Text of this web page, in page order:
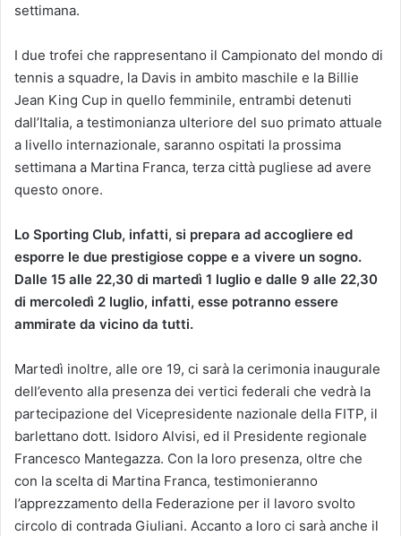
settimana.
I due trofei che rappresentano il Campionato del mondo di
tennis a squadre, la Davis in ambito maschile e la Billie
Jean King Cup in quello femminile, entrambi detenuti
dall’Italia, a testimonianza ulteriore del suo primato attuale
a livello internazionale, saranno ospitati la prossima
settimana a Martina Franca, terza città pugliese ad avere
questo onore.
Lo Sporting Club, infatti, si prepara ad accogliere ed
esporre le due prestigiose coppe e a vivere un sogno.
Dalle 15 alle 22,30 di martedì 1 luglio e dalle 9 alle 22,30
di mercoledì 2 luglio, infatti, esse potranno essere
ammirate da vicino da tutti.
Martedì inoltre, alle ore 19, ci sarà la cerimonia inaugurale
dell’evento alla presenza dei vertici federali che vedrà la
partecipazione del Vicepresidente nazionale della FITP, il
barlettano dott. Isidoro Alvisi, ed il Presidente regionale
Francesco Mantegazza. Con la loro presenza, oltre che
con la scelta di Martina Franca, testimonieranno
l’apprezzamento della Federazione per il lavoro svolto
circolo di contrada Giuliani. Accanto a loro ci sarà anche il